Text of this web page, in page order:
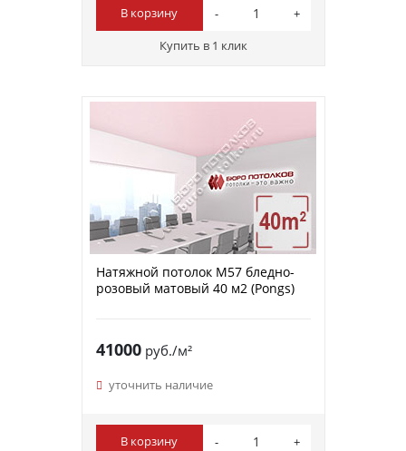
В корзину
Купить в 1 клик
Натяжной потолок M57 бледно-
розовый матовый 40 м2 (Pongs)
41000руб./м²
уточнить наличие
В корзину